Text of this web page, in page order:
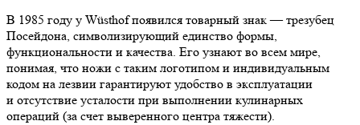
В 1985 году у Wüsthof появился товарный знак — трезубец
Посейдона, символизирующий единство формы,
функциональности и качества. Его узнают во всем мире,
понимая, что ножи с таким логотипом и индивидуальным
кодом на лезвии гарантируют удобство в эксплуатации
и отсутствие усталости при выполнении кулинарных
операций (за счет выверенного центра тяжести).